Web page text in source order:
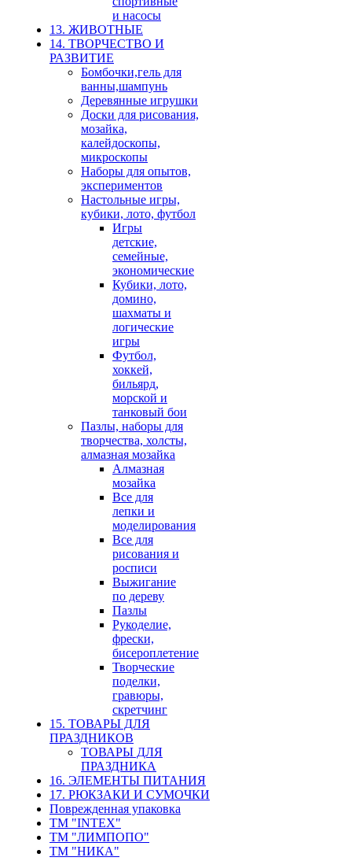
и насосы
13. ЖИВОТНЫЕ
14. ТВОРЧЕСТВО И
РАЗВИТИЕ
Бомбочки,гель для
ванны,шампунь
Деревянные игрушки
Доски для рисования,
мозайка,
калейдоскопы,
микроскопы
Наборы для опытов,
экспериментов
Настольные игры,
кубики, лото, футбол
Игры
детские,
семейные,
экономические
Кубики, лото,
домино,
шахматы и
логические
игры
Футбол,
хоккей,
бильярд,
морской и
танковый бои
Пазлы, наборы для
творчества, холсты,
алмазная мозайка
Алмазная
мозайка
Все для
лепки и
моделирования
Все для
рисования и
росписи
Выжигание
по дереву
Пазлы
Рукоделие,
фрески,
бисероплетение
Творческие
поделки,
гравюры,
скретчинг
15. ТОВАРЫ ДЛЯ
ПРАЗДНИКОВ
ТОВАРЫ ДЛЯ
ПРАЗДНИКА
16. ЭЛЕМЕНТЫ ПИТАНИЯ
17. РЮКЗАКИ И СУМОЧКИ
Поврежденная упаковка
ТМ "INTEX"
ТМ "ЛИМПОПО"
ТМ "НИКА"